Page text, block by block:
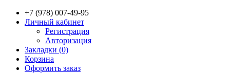
+7 (978) 007-49-95
Личный кабинет
Регистрация
Авторизация
Закладки (0)
Корзина
Оформить заказ